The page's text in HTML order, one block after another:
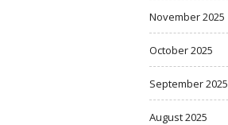
November 2025
October 2025
September 2025
August 2025